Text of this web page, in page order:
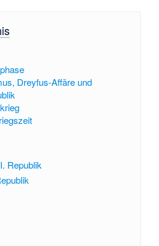
Dreyfus-Affäre und
Republik